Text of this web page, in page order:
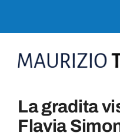
content
Home
La gradita
Flavia